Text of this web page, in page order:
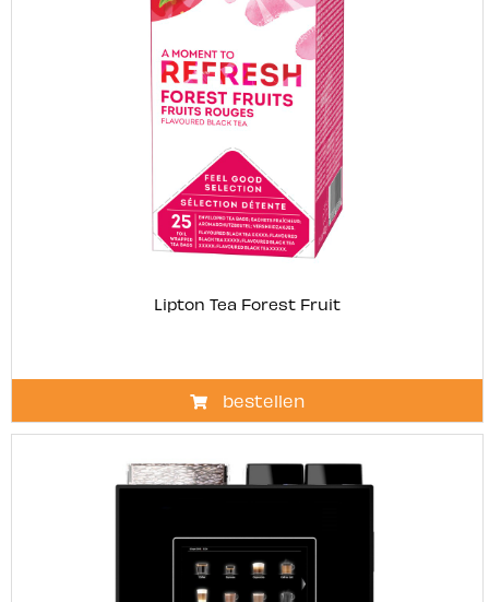
Lipton Tea Forest Fruit
bestellen